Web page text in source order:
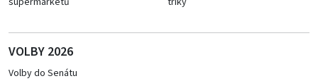
VOLBY 2026
Volby do Senátu